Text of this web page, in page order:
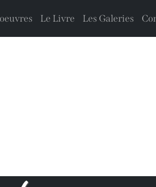
Le Livre Les Galeries